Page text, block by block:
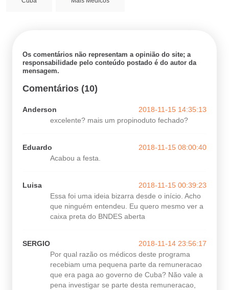
Os comentários não representam a opinião do site; a
responsabilidade pelo conteúdo postado é do autor da
mensagem.
Comentários (10)
Anderson
2018-11-15 14:35:13
excelente? mais um propinoduto fechado?
Eduardo
2018-11-15 08:00:40
Acabou a festa.
Luisa
2018-11-15 00:39:23
Essa foi uma ideia bizarra desde o início. Acho
que ninguém entendeu. Eu quero mesmo ver a
caixa preta do BNDES aberta
SERGIO
2018-11-14 23:56:17
Por qual razão os médicos deste programa
recebiam uma pequena parte da remuneracao
que era paga ao governo de Cuba? Não vale a
pena investigar se parte desta remuneracao,